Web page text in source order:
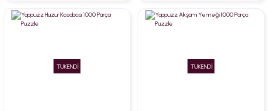
TÜKENDİ TÜKENDİ